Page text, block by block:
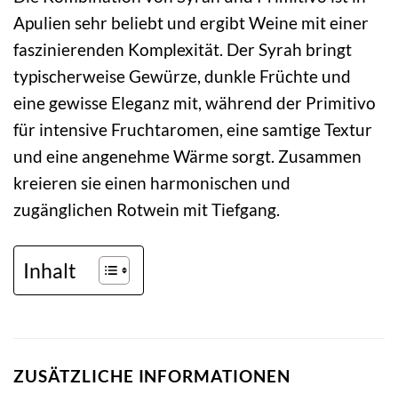
Apulien sehr beliebt und ergibt Weine mit einer
faszinierenden Komplexität. Der Syrah bringt
typischerweise Gewürze, dunkle Früchte und
eine gewisse Eleganz mit, während der Primitivo
für intensive Fruchtaromen, eine samtige Textur
und eine angenehme Wärme sorgt. Zusammen
kreieren sie einen harmonischen und
zugänglichen Rotwein mit Tiefgang.
Inhalt
ZUSÄTZLICHE INFORMATIONEN